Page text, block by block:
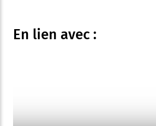
En lien avec :